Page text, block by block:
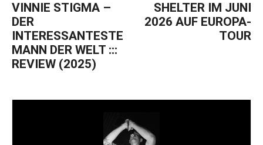
VINNIE STIGMA –
DER
INTERESSANTESTE
MANN DER WELT :::
REVIEW (2025)
SHELTER IM JUNI
2026 AUF EUROPA-
TOUR